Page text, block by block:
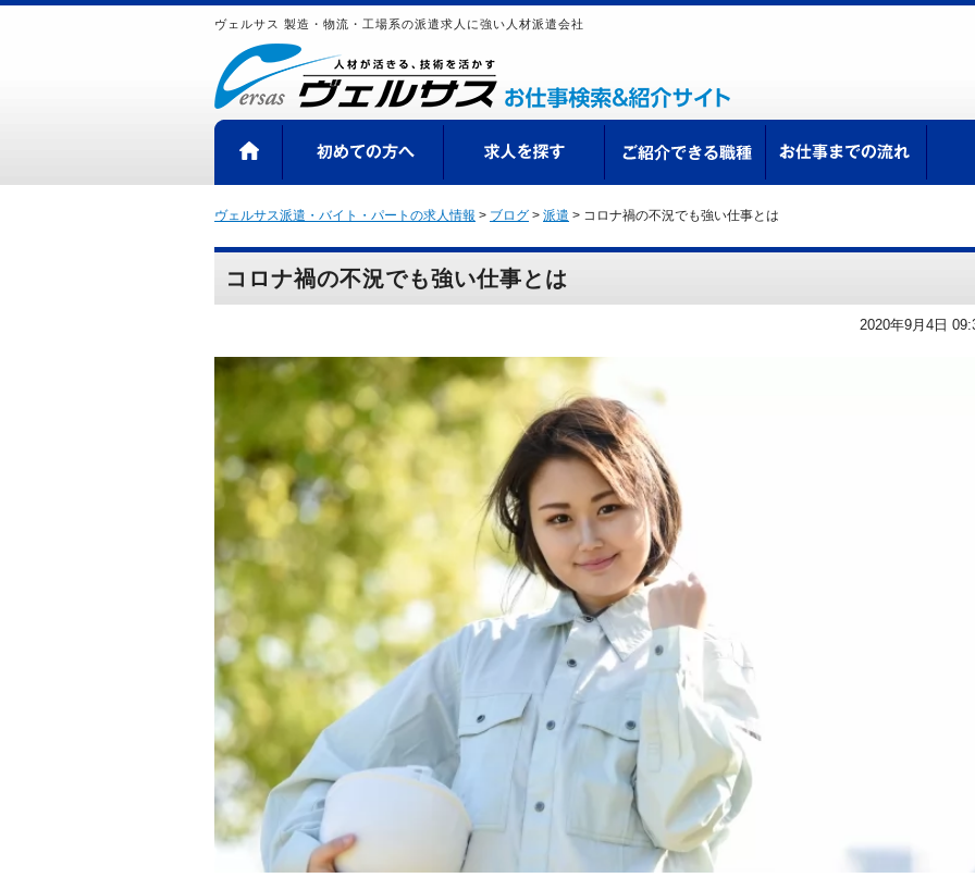
ヴェルサス 製造・物流・工場系の派遣求人に強い人材派遣会社
ヴェルサス派遣・バイト・パートの求人情報 > ブログ > 派遣 > コロナ禍の不況でも強い仕事とは
コロナ禍の不況でも強い仕事とは
2020年9月4日